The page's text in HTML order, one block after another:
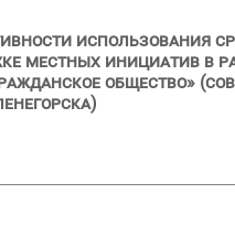
использования
местных инициатив в
общество»